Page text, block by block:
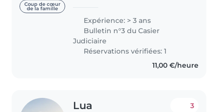
Coup de cœur
de la famille
expérience en tant qu'ancienne
enseignante de l'école primaire.
Créative,..
Expérience: > 3 ans
Bulletin n°3 du Casier
Judiciaire
Réservations vérifiées: 1
11,00 €/heure
Lua 3